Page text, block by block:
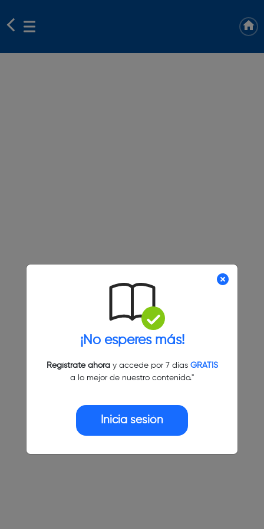
¡No esperes más!
Regístrate ahoray accede por 7 días GRATIS
a lo mejor de nuestro contenido."
Inicia sesión